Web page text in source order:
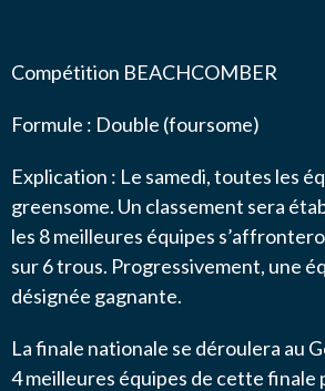
Compétition BEACHCOMBER
Formule : Double (foursome)
Explication : Le samedi, toutes les
greensome. Un classement sera
les 8 meilleures équipes
sur 6 trous. Progressivement, une
désignée gagnante.
La finale nationale se déroulera au
4 meilleures équipes de cette finale